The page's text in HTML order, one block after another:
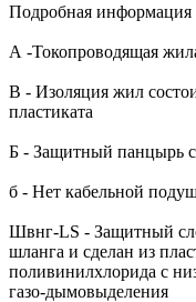
Подробная
А -Токопроводящая
В - Изоляция жил
пластиката
Б - Защитный панцырь
б - Нет кабельной
Швнг-LS - Защитный
шланга и сделан из
поливинилхлорида с
газо-дымовыделения